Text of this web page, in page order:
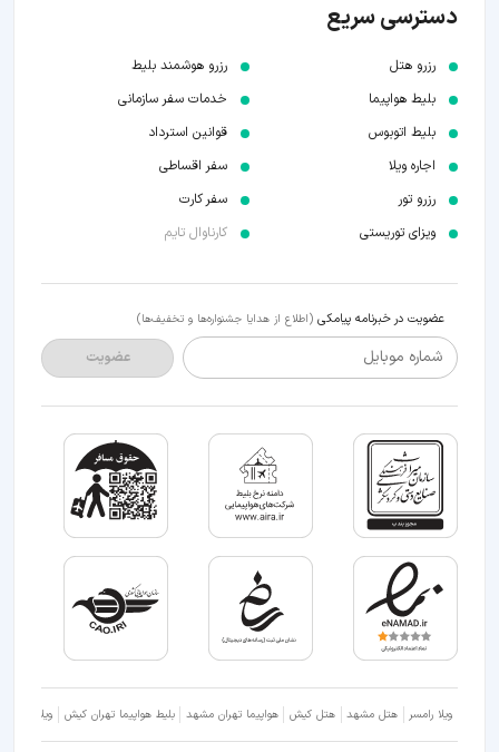
دسترسی سریع
رزرو هتل
بلیط هواپیما
بلیط اتوبوس
اجاره ویلا
رزرو تور
ویزای توریستی
رزرو هوشمند بلیط
خدمات سفر سازمانی
قوانین استرداد
سفر اقساطی
سفر کارت
کارناوال تایم
عضویت در خبرنامه پیامکی (اطلاع از هدایا جشنواره‌ها و تخفیف‌ها)
شماره موبایل عضویت
ویلا رامسر هتل مشهد هتل کیش هواپیما تهران مشهد بلیط هواپیما تهران کیش ویلا شمال